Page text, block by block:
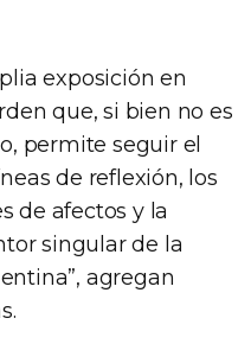
exposición en
que, si bien no es
permite seguir el
de reflexión, los
de afectos y la
singular de la
agregan